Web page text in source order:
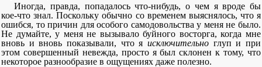
Иногда, правда, попадалось что-нибудь, о чем я вроде бы
кое-что знал. Поскольку обычно со временем выяснялось, что я
ошибся, то причин для особого самодовольства у меня не было.
Не думайте, у меня не вызывало буйного восторга, когда мне
вновь и вновь показывали, что я исключительно глуп и при
этом совершенный невежда, просто я был склонен к тому, что
некоторое разнообразие в ощущениях даже полезно.